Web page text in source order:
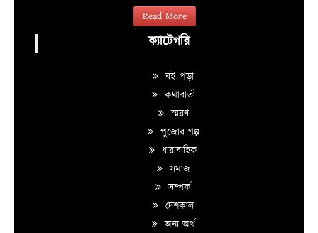
Read More
ক্যাটেগরি
বই পড়া
কথাবার্তা
স্মরণ
পুজোর গল্প
ধারাবাহিক
সমাজ
সম্পর্ক
দেশকাল
অন্য অর্থ